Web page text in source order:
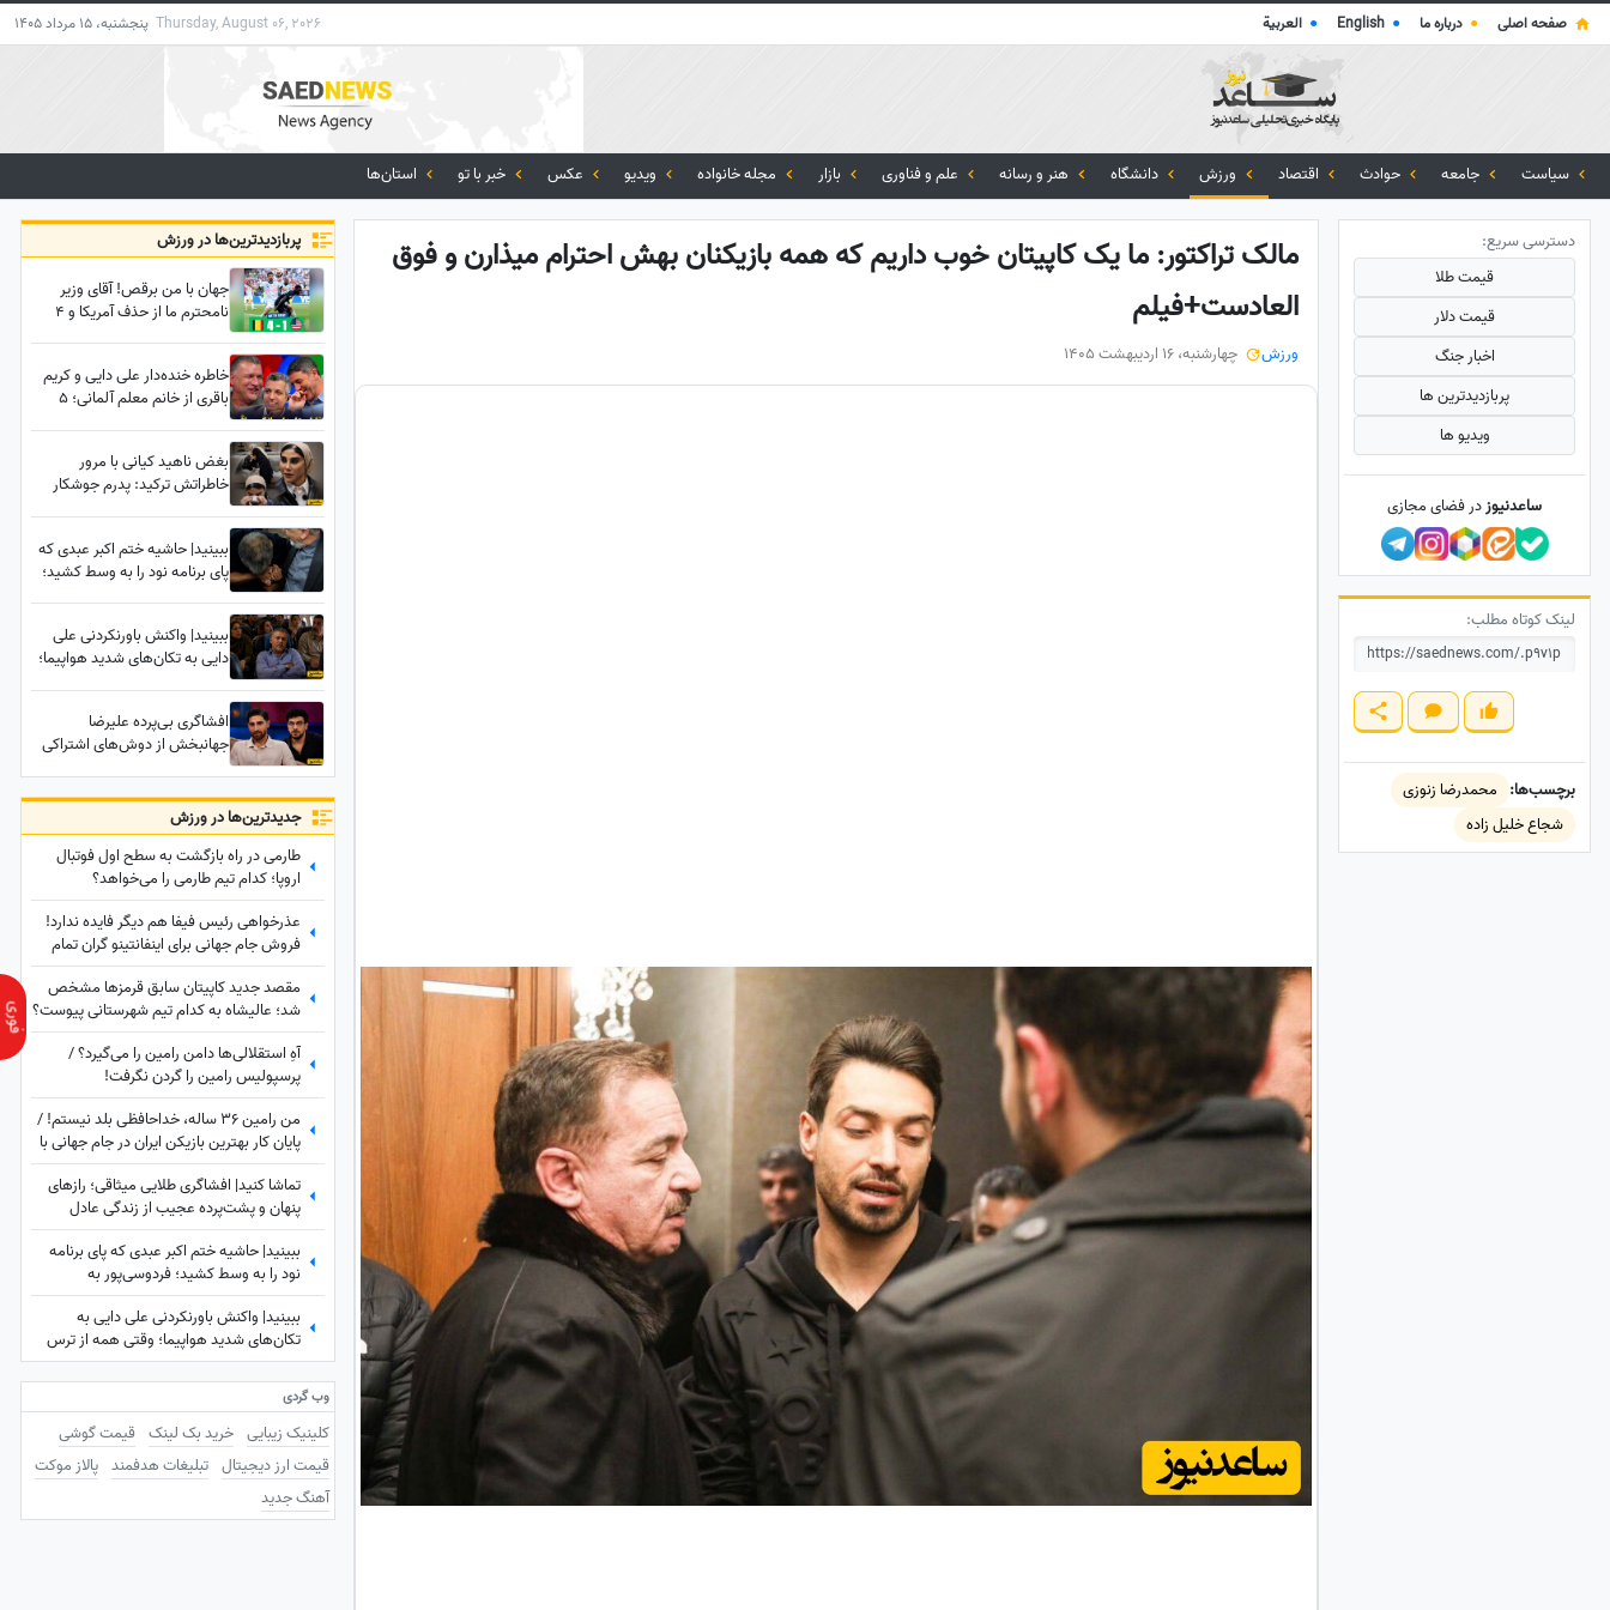
صفحه اصلی ● درباره ما ●
English
● العربية Thursday, August 06, 2026 پنجشنبه، 15 مرداد 1405
سیاست جامعه حوادث اقتصاد ورزش دانشگاه هنر و رسانه علم و فناوری بازار مجله خانواده ویدیو عکس خبر با تو استان‌ها
مالک تراکتور: ما یک کاپیتان خوب داریم که همه بازیکنان بهش احترام میذارن و فوق
العادست+فیلم
ورزش چهارشنبه، 16 اردیبهشت 1405
پربازدید‌ترین‌ها در ورزش
جهان با من برقص! آقای وزیر
نامحترم ما از حذف آمریکا و 4
خاطره خنده‌دار علی دایی و کریم
باقری از خانم معلم آلمانی؛ 5
فیلم
بغض ناهید کیانی با مرور
خاطراتش ترکید: پدرم جوشکار
ناهید کیانی بالای سر جسم
بی‌رمق پدرش
ببینید| حاشیه ختم اکبر عبدی که
پای برنامه نود را به وسط کشید؛
ببینید| واکنش باورنکردنی علی
دایی به تکان‌های شدید هواپیما؛
افشاگری بی‌پرده علیرضا
جهانبخش از دوش‌های اشتراکی
اصول اخلاقی: معذب می‌شدم!
جدید‌ترین‌ها در ورزش
طارمی در راه بازگشت به سطح اول فوتبال
اروپا؛ کدام تیم طارمی را می‌خواهد؟
عذرخواهی رئیس فیفا هم دیگر فایده ندارد!
فروش جام جهانی برای اینفانتینو گران تمام
شد
مقصد جدید کاپیتان سابق قرمزها مشخص
شد؛ عالیشاه به کدام تیم شهرستانی پیوست؟
آهِ استقلالی‌ها دامن رامین را می‌گیرد؟ /
پرسپولیس رامین را گردن نگرفت!
من رامین 36 ساله، خداحافظی بلد نیستم! /
پایان کار بهترین بازیکن ایران در جام جهانی با
استقلال تهران
تماشا کنید| افشاگری طلایی میثاقی؛ رازهای
پنهان و پشت‌پرده عجیب از زندگی عادل
فردوسی‌پور که تا امروز نشنیده بودید!
ببینید| حاشیه ختم اکبر عبدی که پای برنامه
نود را به وسط کشید؛ فردوسی‌پور به
دستبوسی وزیر چه واکنشی نشان داد؟
ببینید| واکنش باورنکردنی علی دایی به
تکان‌های شدید هواپیما؛ وقتی همه از ترس
رنگشان پریده بود اما آقای فوتبالیست...
وب گردی
کلینیک زیبایی خرید بک لینک قیمت گوشی
قیمت ارز دیجیتال تبلیغات هدفمند پالاز موکت
آهنگ جدید
دسترسی سریع:
قیمت طلا
قیمت دلار
اخبار جنگ
پربازدید‌ترین ها
ویدیو ها
ساعدنیوزدر فضای مجازی
لینک کوتاه مطلب:
برچسب‌ها: محمدرضا زنوزی
شجاع خلیل زاده